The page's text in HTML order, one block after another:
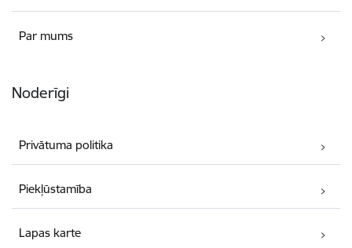
Par mums
Noderīgi
Privātuma politika
Piekļūstamība
Lapas karte